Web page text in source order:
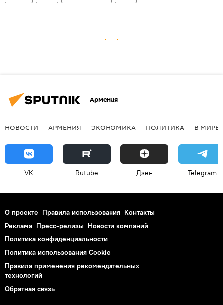
Армения
НОВОСТИ АРМЕНИЯ ЭКОНОМИКА ПОЛИТИКА В МИРЕ
VK Rutube Дзен Telegram
О проекте Правила использования Контакты
Реклама Пресс-релизы Новости компаний
Политика конфиденциальности
Политика использования Cookie
Правила применения рекомендательных
технологий
Обратная связь